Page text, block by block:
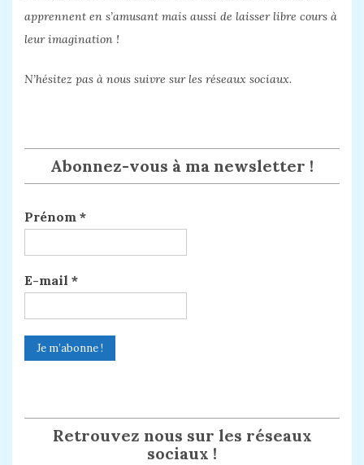
apprennent en s’amusant mais aussi de laisser libre cours à
leur imagination !
N’hésitez pas à nous suivre sur les réseaux sociaux.
Abonnez-vous à ma newsletter !
Prénom *
E-mail *
Retrouvez nous sur les réseaux
sociaux !